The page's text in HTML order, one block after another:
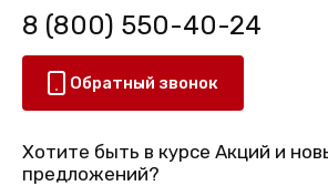
8 (800) 550-40-24
Обратный звонок
Хотите быть в курсе Акций и
предложений?